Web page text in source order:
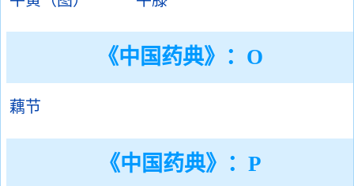
《中国药典》：O
藕节
《中国药典》：P